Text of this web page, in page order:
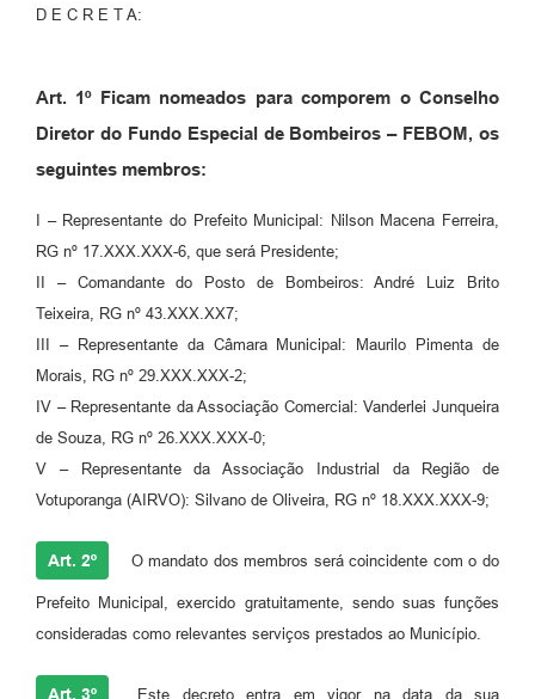
D E C R E T A:
Art. 1º Ficam nomeados para comporem o Conselho
Diretor do Fundo Especial de Bombeiros – FEBOM, os
seguintes membros:
I – Representante do Prefeito Municipal: Nilson Macena Ferreira,
RG nº 17.XXX.XXX-6, que será Presidente;
II – Comandante do Posto de Bombeiros: André Luiz Brito
Teixeira, RG nº 43.XXX.XX7;
III – Representante da Câmara Municipal: Maurilo Pimenta de
Morais, RG nº 29.XXX.XXX-2;
IV – Representante da Associação Comercial: Vanderlei Junqueira
de Souza, RG nº 26.XXX.XXX-0;
V – Representante da Associação Industrial da Região de
Votuporanga (AIRVO): Silvano de Oliveira, RG nº 18.XXX.XXX-9;
Art. 2º O mandato dos membros será coincidente com o do
Prefeito Municipal, exercido gratuitamente, sendo suas funções
consideradas como relevantes serviços prestados ao Município.
Art. 3º Este decreto entra em vigor na data da sua